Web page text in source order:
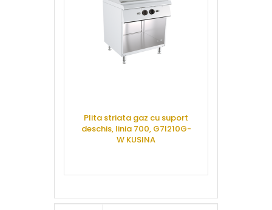
Plita striata gaz cu suport
deschis, linia 700, G7I210G-
W KUSINA